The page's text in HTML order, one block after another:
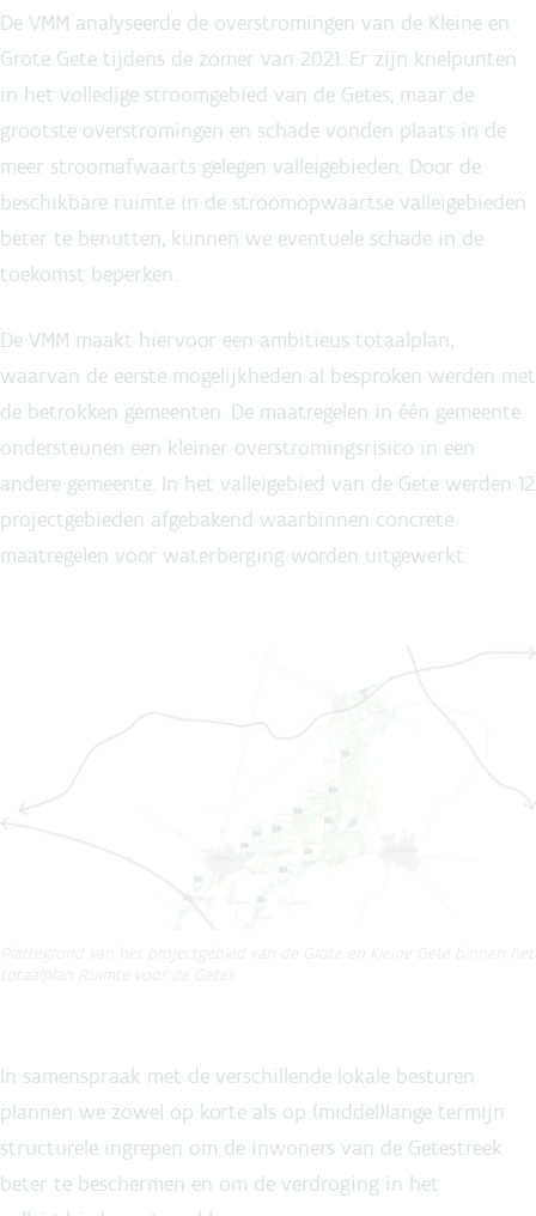
De VMM analyseerde de overstromingen van de Kleine en
Grote Gete tijdens de zomer van 2021. Er zijn knelpunten
in het volledige stroomgebied van de Getes, maar de
grootste overstromingen en schade vonden plaats in de
meer stroomafwaarts gelegen valleigebieden. Door de
beschikbare ruimte in de stroomopwaartse valleigebieden
beter te benutten, kunnen we eventuele schade in de
toekomst beperken.
De VMM maakt hiervoor een ambitieus totaalplan,
waarvan de eerste mogelijkheden al besproken werden met
de betrokken gemeenten. De maatregelen in één gemeente
ondersteunen een kleiner overstromingsrisico in een
andere gemeente. In het valleigebied van de Gete werden 12
projectgebieden afgebakend waarbinnen concrete
maatregelen voor waterberging worden uitgewerkt.
In samenspraak met de verschillende lokale besturen
plannen we zowel op korte als op (middel)lange termijn
structurele ingrepen om de inwoners van de Getestreek
beter te beschermen en om de verdroging in het